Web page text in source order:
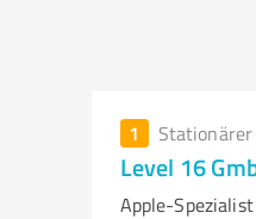
1
Level 16
Apple-